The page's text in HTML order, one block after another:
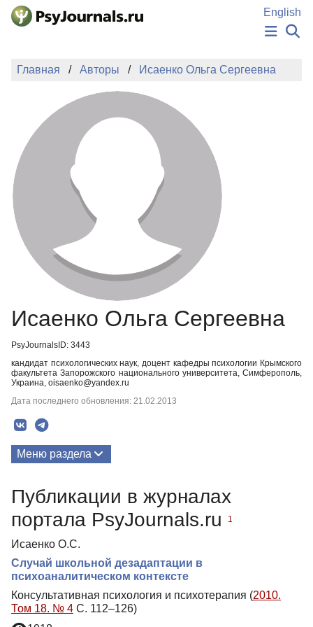
Перейти к основному содержанию
English
НОВОСТИ
АВТОРЫ
ПОДАТЬ РУКОПИСЬ
БАЗА ЗНАНИЙ
КЛЮЧЕВЫЕ СЛОВА
Регистрация
Главная Авторы Исаенко Ольга Сергеевна
Исаенко Ольга Сергеевна
PsyJournalsID: 3443
кандидат психологических наук, доцент кафедры психологии Крымского
факультета Запорожского национального университета, Симферополь,
Украина, oisaenko@yandex.ru
Дата последнего обновления: 21.02.2013
Меню раздела
Публикации в журналах
портала PsyJournals.ru
1
Исаенко О.С.
Случай школьной дезадаптации в
психоаналитическом контексте
Консультативная психология и психотерапия (2010.
Том 18. № 4 С. 112–126)